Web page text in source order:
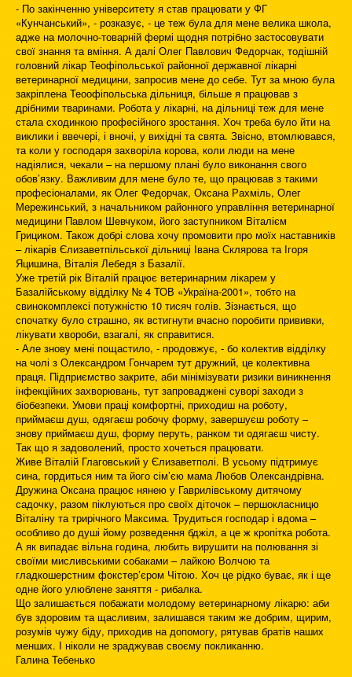
- По закінченню університету я став працювати у ФГ
«Кунчанський», - розказує, - це теж була для мене велика школа,
адже на молочно-товарній фермі щодня потрібно застосовувати
свої знання та вміння. А далі Олег Павлович Федорчак, тодішній
головний лікар Теофіпольської районної державної лікарні
ветеринарної медицини, запросив мене до себе. Тут за мною була
закріплена Теоофіпольська дільниця, більше я працював з
дрібними тваринами. Робота у лікарні, на дільниці теж для мене
стала сходинкою професійного зростання. Хоч треба було йти на
виклики і ввечері, і вночі, у вихідні та свята. Звісно, втомлювався,
та коли у господаря захворіла корова, коли люди на мене
надіялися, чекали – на першому плані було виконання свого
обов’язку. Важливим для мене було те, що працював з такими
професіоналами, як Олег Федорчак, Оксана Рахміль, Олег
Мережинський, з начальником районного управління ветеринарної
медицини Павлом Шевчуком, його заступником Віталієм
Грициком. Також добрі слова хочу промовити про моїх наставників
– лікарів Єлизаветпільської дільниці Івана Склярова та Ігоря
Яцишина, Віталія Лебедя з Базалії.
Уже третій рік Віталій працює ветеринарним лікарем у
Базалійському відділку № 4 ТОВ «Україна-2001», тобто на
свинокомплексі потужністю 10 тисяч голів. Зізнається, що
спочатку було страшно, як встигнути вчасно поробити прививки,
лікувати хвороби, взагалі, як справитися.
- Але знову мені пощастило, - продовжує, - бо колектив відділку
на чолі з Олександром Гончарем тут дружний, це колективна
праця. Підприємство закрите, аби мінімізувати ризики виникнення
інфекційних захворювань, тут запроваджені суворі заходи з
біобезпеки. Умови праці комфортні, приходиш на роботу,
приймаєш душ, одягаєш робочу форму, завершуєш роботу –
знову приймаєш душ, форму перуть, ранком ти одягаєш чисту.
Так що я задоволений, просто хочеться працювати.
Живе Віталій Глаговський у Єлизаветполі. В усьому підтримує
сина, гордиться ним та його сім’єю мама Любов Олександрівна.
Дружина Оксана працює нянею у Гаврилівському дитячому
садочку, разом піклуються про своїх діточок – першокласницю
Віталіну та трирічного Максима. Трудиться господар і вдома –
особливо до душі йому розведення бджіл, а це ж кропітка робота.
А як випадає вільна година, любить вирушити на полювання зі
своїми мисливськими собаками – лайкою Волчою та
гладкошерстним фокстер’єром Чітою. Хоч це рідко буває, як і ще
одне його улюблене заняття - рибалка.
Що залишається побажати молодому ветеринарному лікарю: аби
був здоровим та щасливим, залишався таким же добрим, щирим,
розумів чужу біду, приходив на допомогу, рятував братів наших
менших. І ніколи не зраджував своєму покликанню.
Галина Тебенько